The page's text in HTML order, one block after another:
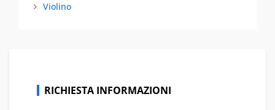
Violino
RICHIESTA INFORMAZIONI